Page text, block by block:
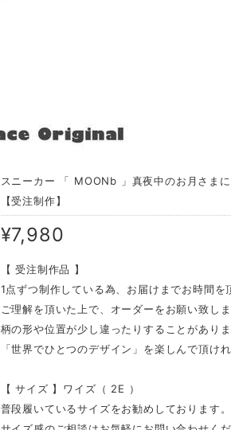
スニーカー 「 MOONb 」真夜中のお月さま
【受注制作】
¥7,980
【 受注制作品 】
1点ずつ制作している為、お届けまでお時間を
ご理解を頂いた上で、オーダーをお願い致しま
柄の形や位置が少し違ったりすることがありま
「世界でひとつのデザイン」を楽しんで頂け
【 サイズ 】ワイズ（ 2E ）
普段履いているサイズをお勧めしております。